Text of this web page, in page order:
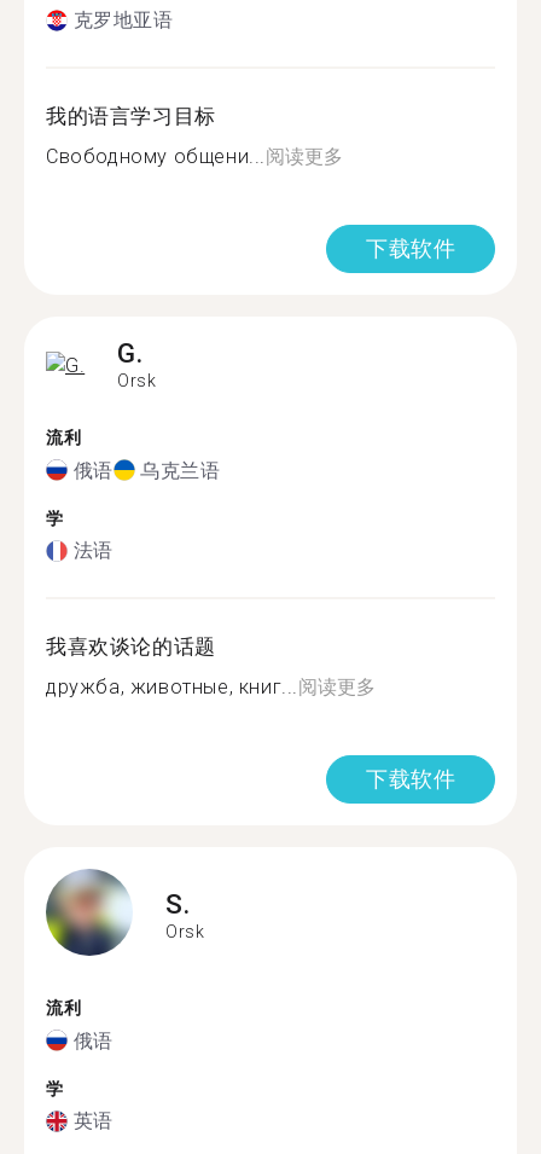
克罗地亚语
我的语言学习目标
Свободному общени...阅读更多
下载软件
G.
Orsk
流利
俄语 乌克兰语
学
法语
我喜欢谈论的话题
дружба, животные, книг...阅读更多
下载软件
S.
Orsk
流利
俄语
学
英语